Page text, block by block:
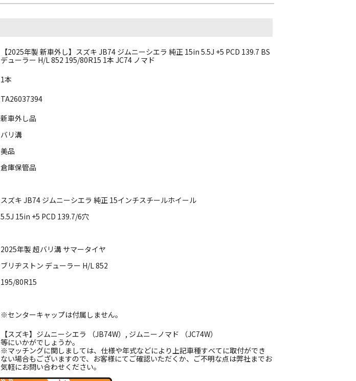
【2025年製 新車外し】スズキ JB74 ジムニーシエラ 純正 15in 5.5J +5 PCD 139.7 BS
デューラー H/L 852 195/80R15 1本 JC74 ノマド
1本
TA26037394
新車外し品
バリ溝
美品
倉庫保管品
スズキ JB74 ジムニーシエラ 純正 15インチスチールホイール
5.5J 15in +5 PCD 139.7/6穴
2025年製 超バリ溝 サマータイヤ
ブリヂストン デューラー H/L 852
195/80R15
※センターキャップは付属しません。
【スズキ】ジムニーシエラ （JB74W）, ジムニーノマド （JC74W）
等にいかがでしょうか。
※マッチングに関しましては、仕様や年式などにより上記車種すべてに取付ができ
ない場合もございますので、お客様にてご確認いただくか、ご不明な点は弊社までお
気軽にお問い合わせください。